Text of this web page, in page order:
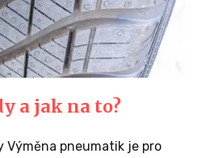
a jak na to?
Výměna pneumatik je pro